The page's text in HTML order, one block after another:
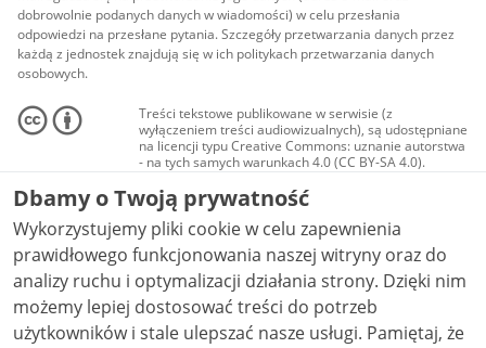
dobrowolnie podanych danych w wiadomości) w celu przesłania
odpowiedzi na przesłane pytania. Szczegóły przetwarzania danych przez
każdą z jednostek znajdują się w ich politykach przetwarzania danych
osobowych.
Treści tekstowe publikowane w serwisie (z
wyłączeniem treści audiowizualnych), są udostępniane
na licencji typu Creative Commons: uznanie autorstwa
- na tych samych warunkach 4.0 (CC BY-SA 4.0).
Materiały audiowizualne, w tym zdjęcia, materiały
audio i wideo, są udostępniane na licencji typu
Creative Commons: uznanie autorstwa użycie
niekomercyjne - bez utworów zależnych 4.0 (CC BY-
NC-ND 4.0), o ile nie jest to stwierdzone inaczej.
Dbamy o Twoją prywatność
Wykorzystujemy pliki cookie w celu zapewnienia
prawidłowego funkcjonowania naszej witryny oraz do
analizy ruchu i optymalizacji działania strony. Dzięki nim
możemy lepiej dostosować treści do potrzeb
użytkowników i stale ulepszać nasze usługi. Pamiętaj, że